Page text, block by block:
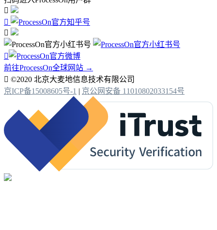




前往ProcessOn全球网站 →
 ©2020 北京大麦地信息技术有限公司
京ICP备15008605号-1 | 京公网安备 11010802033154号